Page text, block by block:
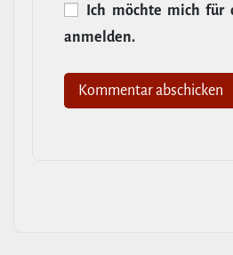
Ich möchte mich für
anmelden.